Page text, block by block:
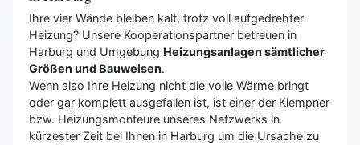
Ihre vier Wände bleiben kalt, trotz voll aufgedrehter
Heizung? Unsere Kooperationspartner betreuen in
Harburg und Umgebung Heizungsanlagen sämtlicher
Größen und Bauweisen.
Wenn also Ihre Heizung nicht die volle Wärme bringt
oder gar komplett ausgefallen ist, ist einer der Klempner
bzw. Heizungsmonteure unseres Netzwerks in
kürzester Zeit bei Ihnen in Harburg um die Ursache zu